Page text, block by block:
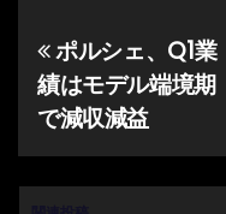
投
稿
ナ
ポルシェ、Q1業
績はモデル端境期
で減収減益